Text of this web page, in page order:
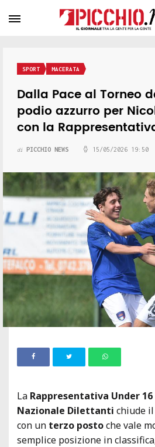
SPORT MACERATA
Dalla Pace al Torneo
podio azzurro per
con la
di PICCHIO NEWS 15/05/2026 19:50
La Rappresentativa Under
Nazionale Dilettanti chiude il
con un terzo postoche vale
semplice posizione in